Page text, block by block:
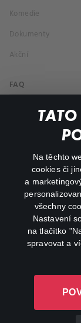
Na těchto
cookies či
a
všechny
Nastavení
na tlačítko
spravovat a
Komedie
Dokumenty
Akční
FAQ
Můj účet
Důležité odkazy
facebook
L-1246